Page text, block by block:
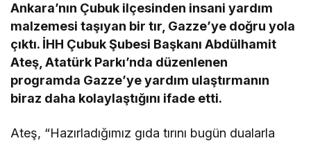
Ankara’nın Çubuk ilçesinden insani yardım
malzemesi taşıyan bir tır, Gazze’ye doğru yola
çıktı. İHH Çubuk Şubesi Başkanı Abdülhamit
Ateş, Atatürk Parkı’nda düzenlenen
programda Gazze’ye yardım ulaştırmanın
biraz daha kolaylaştığını ifade etti.
Ateş, “Hazırladığımız gıda tırını bugün dualarla